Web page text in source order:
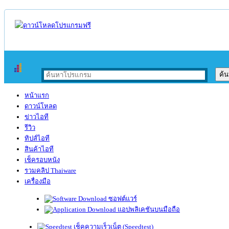
หน้าแรก
ดาวน์โหลด
ข่าวไอที
รีวิว
ทิปส์ไอที
สินค้าไอที
เช็ครอบหนัง
รวมคลิป Thaiware
เครื่องมือ
ซอฟต์แวร์
แอปพลิเคชันบนมือถือ
เช็คความเร็วเน็ต (Speedtest)